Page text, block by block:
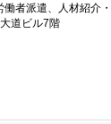
働者派遣、人材紹
道ビル7階